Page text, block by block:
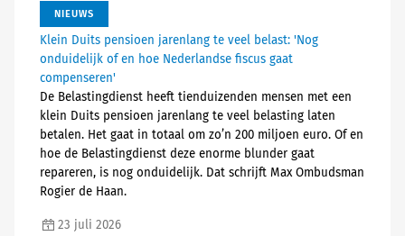
NIEUWS
Klein Duits pensioen jarenlang te veel belast: 'Nog
onduidelijk of en hoe Nederlandse fiscus gaat
compenseren'
De Belastingdienst heeft tienduizenden mensen met een
klein Duits pensioen jarenlang te veel belasting laten
betalen. Het gaat in totaal om zo’n 200 miljoen euro. Of en
hoe de Belastingdienst deze enorme blunder gaat
repareren, is nog onduidelijk. Dat schrijft Max Ombudsman
Rogier de Haan.
23 juli 2026